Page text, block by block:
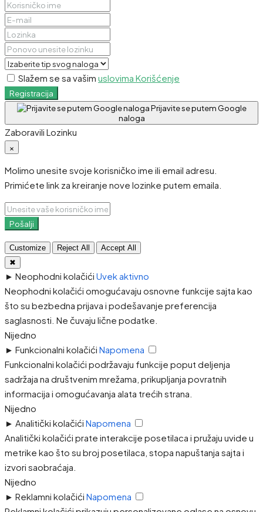
Slažem se sa vašim uslovima Korišćenje
Registracija
Prijavite se putem Google
naloga
Zaboravili Lozinku
×
Molimo unesite svoje korisničko ime ili email adresu.
Primićete link za kreiranje nove lozinke putem emaila.
Pošalji
Customize Reject All
Accept All
✖
► Neophodni kolačići Uvek aktivno
Neophodni kolačići omogućavaju osnovne funkcije sajta kao
što su bezbedna prijava i podešavanje preferencija
saglasnosti. Ne čuvaju lične podatke.
Nijedno
► Funkcionalni kolačići Napomena
Funkcionalni kolačići podržavaju funkcije poput deljenja
sadržaja na društvenim mrežama, prikupljanja povratnih
informacija i omogućavanja alata trećih strana.
Nijedno
► Analitički kolačići Napomena
Analitički kolačići prate interakcije posetilaca i pružaju uvide u
metrike kao što su broj posetilaca, stopa napuštanja sajta i
izvori saobraćaja.
Nijedno
► Reklamni kolačići Napomena